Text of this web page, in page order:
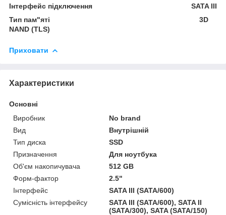
Інтерфейс підключення SATA III
Тип пам"яті 3D
NAND (TLS)
Приховати
Характеристики
Основні
Виробник
No brand
Вид
Внутрішній
Тип диска
SSD
Призначення
Для ноутбука
Об'єм накопичувача
512 GB
Форм-фактор
2.5"
Інтерфейс
SATA III (SATA/600)
Сумісність інтерфейсу
SATA III (SATA/600), SATA II
(SATA/300), SATA (SATA/150)